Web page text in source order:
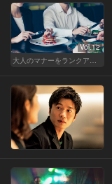
Vol.12